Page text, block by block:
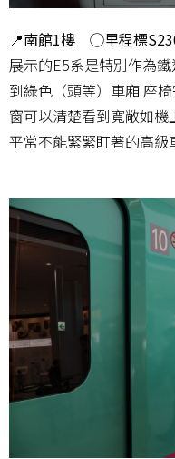
📍南館1樓 ◯里程標
展示的E5系是特別作為
到綠色（頭等）車廂 座
窗可以清楚看到寬敞如
平常不能緊緊盯著的高級